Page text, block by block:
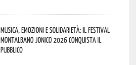
Musica, emozioni e solidarietà: il Festival
Montalbano Jonico 2026 conquista il
pubblico